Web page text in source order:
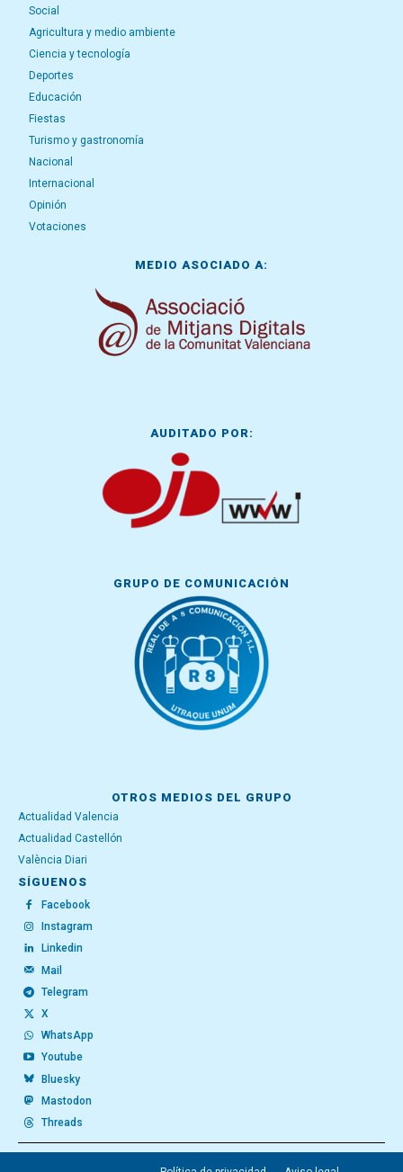
Social
Agricultura y medio ambiente
Ciencia y tecnología
Deportes
Educación
Fiestas
Turismo y gastronomía
Nacional
Internacional
Opinión
Votaciones
MEDIO ASOCIADO A:
AUDITADO POR:
GRUPO DE COMUNICACIÓN
OTROS MEDIOS DEL GRUPO
Actualidad Valencia
Actualidad Castellón
València Diari
SÍGUENOS
Facebook
Instagram
Linkedin
Mail
Telegram
X
WhatsApp
Youtube
Bluesky
Mastodon
Threads